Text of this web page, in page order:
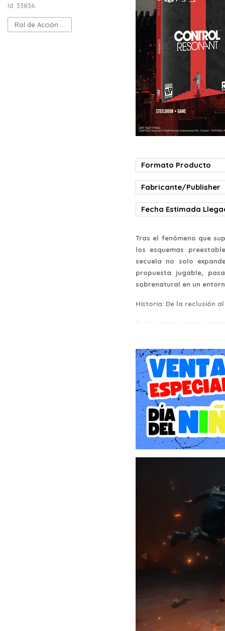
Id: 33836
Formato Producto
Fabricante/Publisher
Fecha Estimada
Tras el fenómeno que
los esquemas
secuela no solo
propuesta jugable,
sobrenatural en un
Historia: De la reclusión
Control (FBC), las
Manhattan y alterando
En esta ocasión, el
confinamiento y
un arma viviente. La
humanidad mientras se
agente de campo de la
gravedad es un
"Resonancia" que
Gameplay y Mecánicas:
El cambio más
en favor de un sistema
la fluidez de títulos como
1. El arma cambiaformas:
Dylan no utiliza el
sobrenatural que
Martillo: Para ataques
Hojas Dobles: Permiten